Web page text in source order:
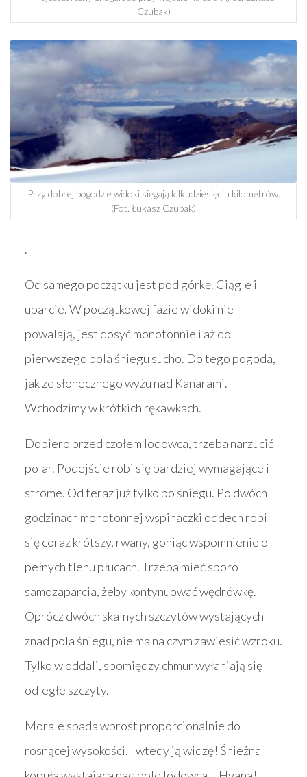
Czubak)
Przy dobrej pogodzie widoki sięgają kilkudziesięciu kilometrów.
(Fot. Łukasz Czubak)
.
Od samego początku jest pod górkę. Ciągle i
uparcie. W początkowej fazie widoki nie
powalają, jest dosyć monotonnie i aż do
pierwszego pola śniegu sucho. Do tego pogoda,
jak ze słonecznego wyżu nad Kanarami.
Wchodzimy w krótkich rękawkach.
Dopiero przed czołem lodowca, trzeba narzucić
polar. Podejście robi się bardziej wymagające i
strome. Od teraz już tylko po śniegu. Po dwóch
godzinach monotonnej wspinaczki oddech robi
się coraz krótszy, rwany, goniąc wspomnienie o
pełnych tlenu płucach. Trzeba mieć sporo
samozaparcia, żeby kontynuować wędrówkę.
Oprócz dwóch skalnych szczytów wystających
znad pola śniegu, nie ma na czym zawiesić wzroku.
Tylko w oddali, spomiędzy chmur wyłaniają się
odległe szczyty.
Morale spada wprost proporcjonalnie do
rosnącej wysokości. I wtedy ją widzę! Śnieżna